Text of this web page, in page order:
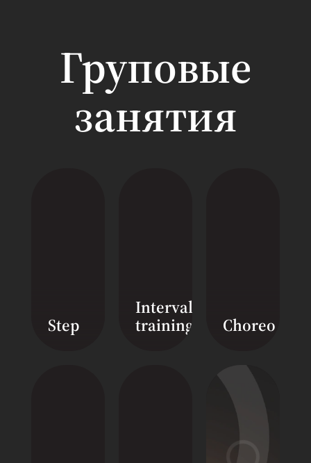
аэробных,
силовых и
танцевальных и
функциональных
классов
аэробных,
силовых и
классов
Груповые
занятия
Step
Interval
training Choreo